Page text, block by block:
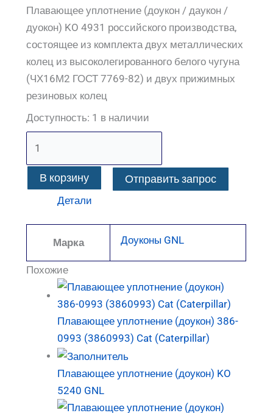
Плавающее уплотнение (доукон / даукон /
дуокон) KO 4931 российского производства,
состоящее из комплекта двух металлических
колец из высоколегированного белого чугуна
(ЧХ16М2 ГОСТ 7769-82) и двух прижимных
резиновых колец
Доступность: 1 в наличии
В корзину Отправить запрос
Детали
Марка Доуконы GNL
Похожие
Плавающее уплотнение (доукон) 386-
0993 (3860993) Cat (Caterpillar)
Плавающее уплотнение (доукон) KO
5240 GNL